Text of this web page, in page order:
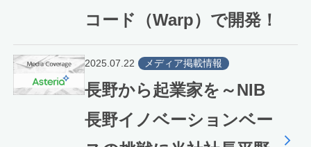
コード（Warp）で開発！
2025.07.22 メディア掲載情報
長野から起業家を～NIB
長野イノベーションベー